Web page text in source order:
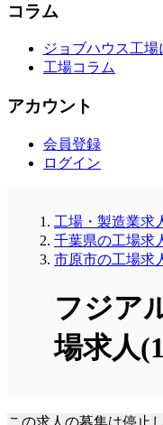
コラム
ジョブハウス工場
工場コラム
アカウント
会員登録
ログイン
工場・製造業求
千葉県の工場求
市原市の工場求
フジア
場求人
この求人の募集は停止